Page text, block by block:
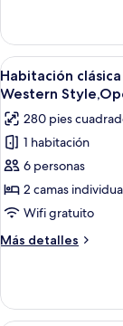
para
no
fumadores
estándar
con
2
camas
para
no
fumadores
Abrir
todas
las
fotos
de
Habitación
clásica
con
2
camas
(Japanese
Western
15
Habitación
Western
280 pies
1 habitación
6 personas
2 camas
Wifi gratuito
Más detalles
Más
clásica
con